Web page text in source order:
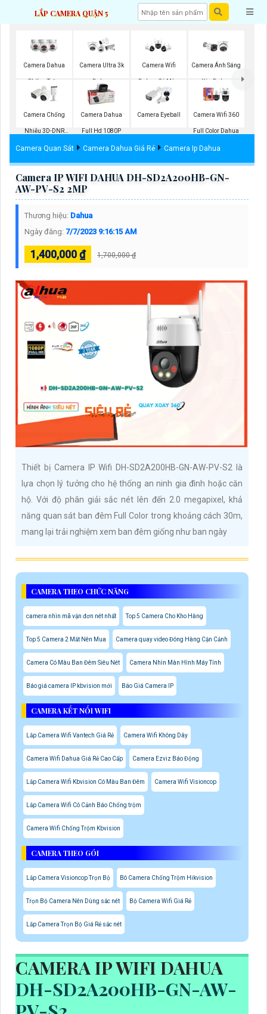
LẮP CAMERA QUẬN 5
Camera Dahua
Chống Trộm
Camera Ultra 3k
Dahua
Camera Wifi
Dahua Có Màu
Ban Đêm
Camera Ánh Sáng
Kép Dahua
Camera Chống
Nhiễu 3D-DNR
Dahua
Camera Dahua
Full Hd 1080P
Camera Eyeball Camera Wifi 360
Full Color Dahua
Camera Quan Sát Camera Dahua Giá Rẻ Camera Ip Dahua
Camera IP WIFI DAHUA DH-SD2A200HB-GN-
AW-PV-S2 2MP
Thương hiệu: Dahua
Ngày đăng: 7/7/2023 9:16:15 AM
1,400,000 ₫ 1,700,000 ₫
Thiết bị Camera IP Wifi DH-SD2A200HB-GN-AW-PV-S2 là
lựa chọn lý tưởng cho hệ thống an ninh gia đình hoặc căn
hộ. Với độ phân giải sắc nét lên đến 2.0 megapixel, khả
năng quan sát ban đêm Full Color trong khoảng cách 30m,
mang lại trải nghiệm xem ban đêm giống như ban ngày
CAMERA THEO CHỨC NĂNG
camera nhìn mã vận đơn nét nhất Top 5 Camera Cho Kho Hàng
Top 5 Camera 2 Mắt Nên Mua Camera quay video Đóng Hàng Cận Cảnh
Camera Có Màu Ban Đêm Siêu Nét Camera Nhìn Màn Hình Máy Tính
Báo giá camera IP kbvision mới Báo Giá Camera IP
CAMERA KẾT NỐI WIFI
Lắp Camera Wifi Vantech Giá Rẻ Camera Wifi Không Dây
Camera Wifi Dahua Giá Rẻ Cao Cấp Camera Ezviz Báo Động
Lắp Camera Wifi Kbvision Có Màu Ban Đêm Camera Wifi Visioncop
Lắp Camera Wifi Có Cảnh Báo Chống trộm
Camera Wifi Chống Trộm Kbvision
CAMERA THEO GÓI
Lắp Camera Visioncop Trọn Bộ Bô Camera Chống Trộm Hikvision
Trọn Bộ Camera Nên Dùng sắc nét Bộ Camera Wifi Giá Rẻ
Lắp Camera Trọn Bộ Giá Rẻ sắc nét
CAMERA IP WIFI DAHUA
DH-SD2A200HB-GN-AW-